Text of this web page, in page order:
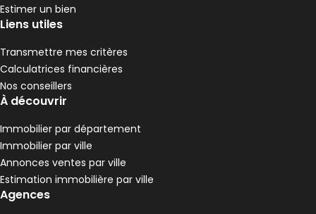
Saint-Pierre-de-Bœuf - 42520
Maison • 80 m²
Terrain 440 m²
100 m² 4 pièces Malleval
Aller à l'image
Aller à l'image
Aller à l'image
Aller à l'image
Aller à l'image
Estimer un bien
Liens utiles
Transmettre mes critères
Calculatrices financières
Nos conseillers
À découvrir
Immobilier par département
Immobilier par ville
Annonces ventes par ville
Estimation immobilière par ville
Agences